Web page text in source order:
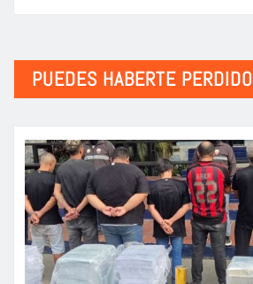
PUEDES HABERTE PERDIDO